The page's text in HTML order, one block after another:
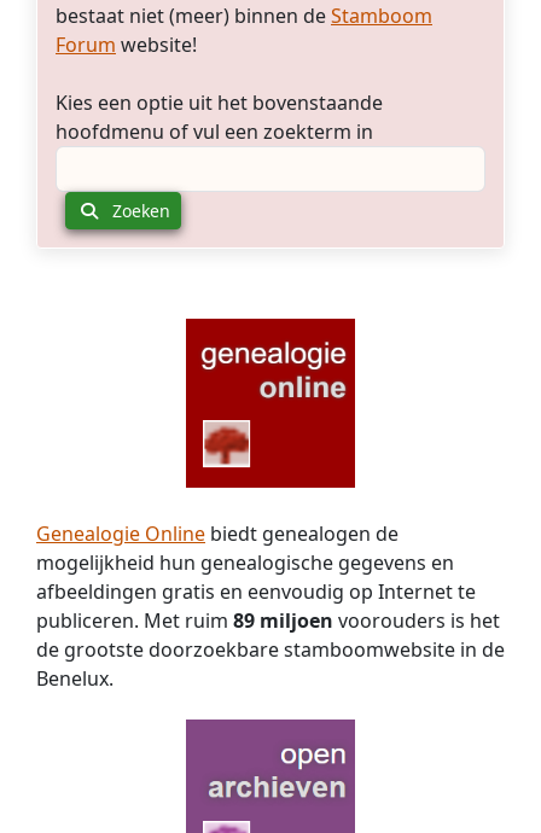
bestaat niet (meer) binnen deStamboom
Forum website!
Kies een optie uit het bovenstaande
hoofdmenu of vul een zoekterm in
Zoeken
Genealogie Online biedt genealogen de
mogelijkheid hun genealogische gegevens en
afbeeldingen gratis en eenvoudig op Internet te
publiceren. Met ruim 89 miljoen voorouders is het
de grootste doorzoekbare stamboomwebsite in de
Benelux.